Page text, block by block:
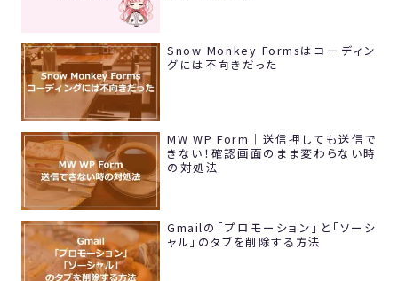
Snow Monkey Formsはコーディン
グには不向きだった
MW WP Form｜送信押しても送信で
きない！確認画面のまま変わらない時
の対処法
Gmailの「プロモーション」と「ソーシ
ャル」のタブを削除する方法